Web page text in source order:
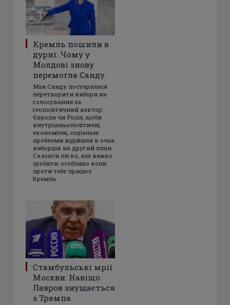
Кремль пошили в
дурні: Чому у
Молдові знову
перемогла Санду
Мая Санду постаралася
перетворити вибори на
голосування за
геополітичний вектор:
Європа чи Росія, щоби
внутрішньополітичні,
економічні, соціальні
проблеми відійшли в очах
виборців на другий план.
Сказати легко, але важко
зробити, особливо коли
проти тебе працює
Кремль
Стамбульські мрії
Москви: Навіщо
Лавров знущається
з Трампа